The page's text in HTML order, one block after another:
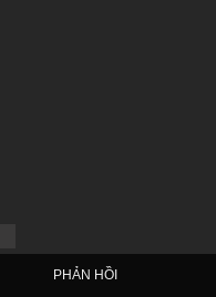
PHẢN HỒI